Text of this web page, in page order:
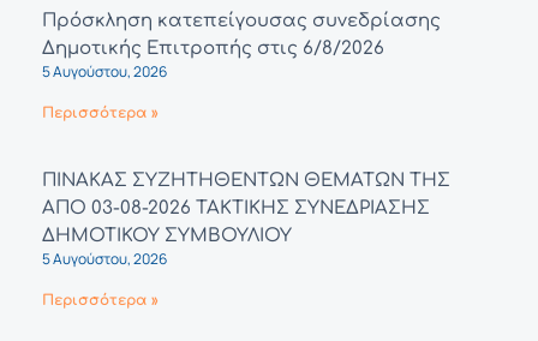
Πρόσκληση κατεπείγουσας συνεδρίασης
Δημοτικής Επιτροπής στις 6/8/2026
5 Αυγούστου, 2026
Περισσότερα »
ΠΙΝΑΚΑΣ ΣΥΖΗΤΗΘΕΝΤΩΝ ΘΕΜΑΤΩΝ ΤΗΣ
ΑΠΟ 03-08-2026 ΤΑΚΤΙΚΗΣ ΣΥΝΕΔΡΙΑΣΗΣ
ΔΗΜΟΤΙΚΟΥ ΣΥΜΒΟΥΛΙΟΥ
5 Αυγούστου, 2026
Περισσότερα »